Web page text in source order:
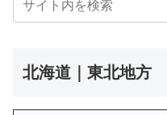
北海道｜東北地方